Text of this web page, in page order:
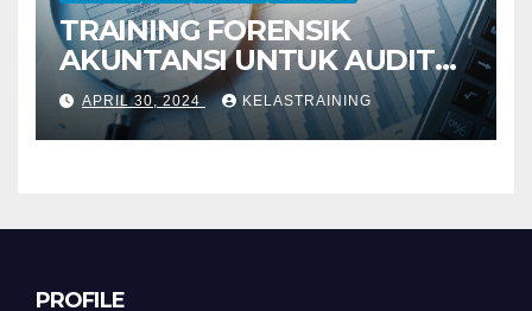
TRAINING FORENSIK
AKUNTANSI UNTUK AUDIT
INVESTIGATIF
APRIL 30, 2024 KELASTRAINING
PROFILE